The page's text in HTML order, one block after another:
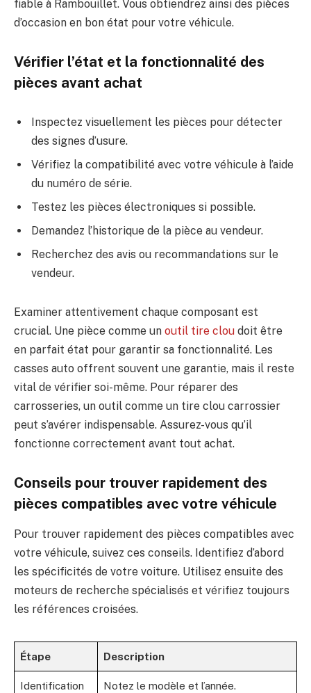
fiable à Rambouillet. Vous obtiendrez ainsi des pièces
d’occasion en bon état pour votre véhicule.
Vérifier l’état et la fonctionnalité des
pièces avant achat
Inspectez visuellement les pièces pour détecter
des signes d’usure.
Vérifiez la compatibilité avec votre véhicule à l’aide
du numéro de série.
Testez les pièces électroniques si possible.
Demandez l’historique de la pièce au vendeur.
Recherchez des avis ou recommandations sur le
vendeur.
Examiner attentivement chaque composant est
crucial. Une pièce comme un outil tire clou doit être
en parfait état pour garantir sa fonctionnalité. Les
casses auto offrent souvent une garantie, mais il reste
vital de vérifier soi-même. Pour réparer des
carrosseries, un outil comme un tire clou carrossier
peut s’avérer indispensable. Assurez-vous qu’il
fonctionne correctement avant tout achat.
Conseils pour trouver rapidement des
pièces compatibles avec votre véhicule
Pour trouver rapidement des pièces compatibles avec
votre véhicule, suivez ces conseils. Identifiez d’abord
les spécificités de votre voiture. Utilisez ensuite des
moteurs de recherche spécialisés et vérifiez toujours
les références croisées.
Étape Description
Identification Notez le modèle et l’année.